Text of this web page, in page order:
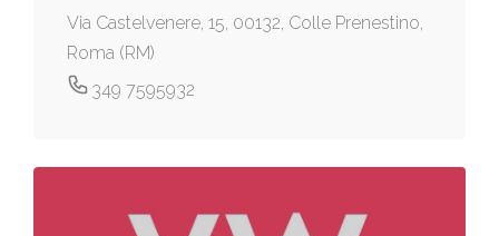
Via Castelvenere, 15, 00132, Colle Prenestino,
Roma (RM)
349 7595932